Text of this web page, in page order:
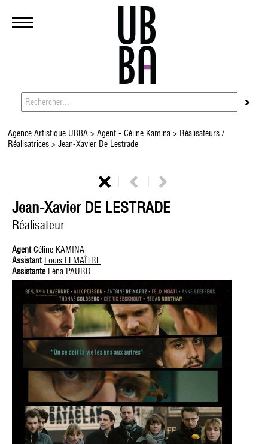
Agence Artistique UBBA>Agent - Céline Kamina > Réalisateurs /
Réalisatrices> Jean-Xavier De Lestrade
Jean-Xavier DE LESTRADE
Réalisateur
AgentCéline KAMINA
Assistant Louis LEMAÎTRE
Assistante Léna PAURD